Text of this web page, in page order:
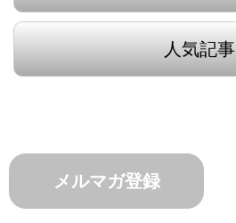
人気記事
メルマガ登録